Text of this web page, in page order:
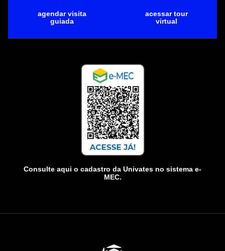
agendar visita
guiada
acessar tour
virtual
Consulte aqui o cadastro da Univates no sistema e-
MEC.